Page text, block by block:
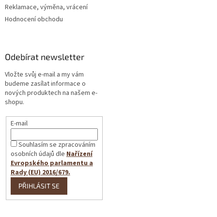
Reklamace, výměna, vrácení
Hodnocení obchodu
Odebírat newsletter
Vložte svůj e-mail a my vám
budeme zasílat informace o
nových produktech na našem e-
shopu.
E-mail
Souhlasím se zpracováním
osobních údajů dle Nařízení
Evropského parlamentu a
Rady (EU) 2016/679.
PŘIHLÁSIT SE